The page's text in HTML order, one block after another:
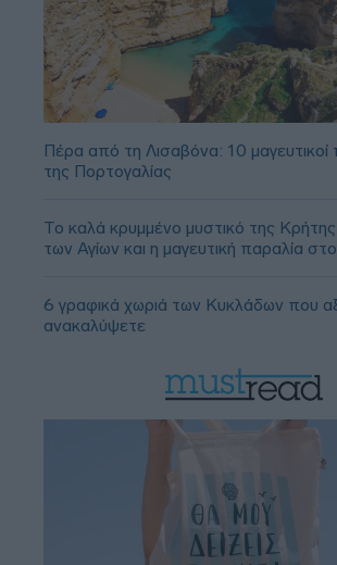
Πέρα από τη Λισαβόνα: 10 μαγευτικοί
της Πορτογαλίας
Το καλά κρυμμένο μυστικό της
των Αγίων και η μαγευτική παραλία
6 γραφικά χωριά των Κυκλάδων που
ανακαλύψετε